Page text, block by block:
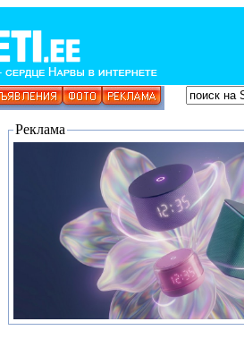
Реклама